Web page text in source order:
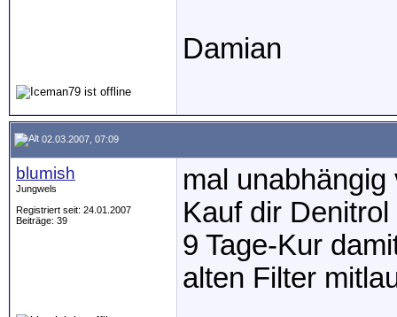
Damian
02.03.2007, 07:09
blumish
Jungwels
Registriert seit: 24.01.2007
Beiträge: 39
mal
Kauf dir
9 Tage-Kur
alten Filter